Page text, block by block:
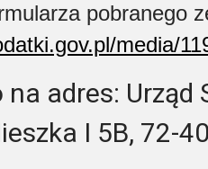
pobranego
media/
na adres: Urząd
I 5B, 72-